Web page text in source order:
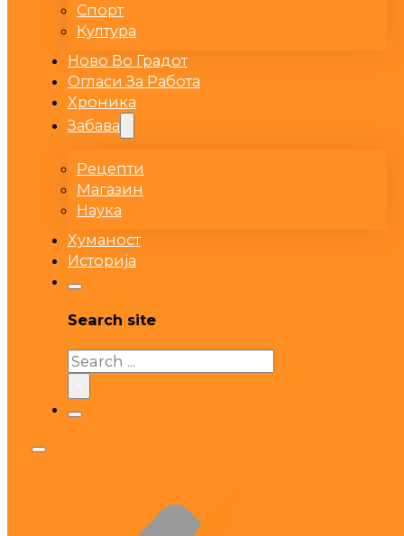
Спорт
Култура
Ново Во Градот
Огласи За Работа
Хроника
Забава
Рецепти
Магазин
Наука
Хуманост
Историја
Search site
Search